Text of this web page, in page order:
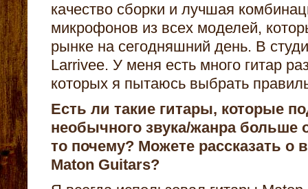
качество сборки и лучшая
микрофонов из всех моделей,
рынке на сегодняшний день. В
Larrivee. У меня есть много гитар
которых я пытаюсь выбрать
Есть ли такие гитары, которые
необычного звука/жанра больше
то почему? Можете рассказать о
Maton Guitars?